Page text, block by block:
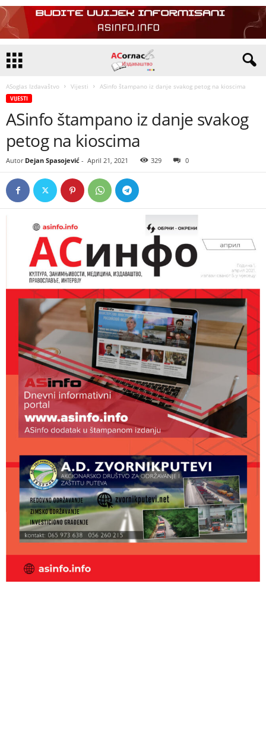
ASoglas Izdavaštvo Vijesti ASinfo štampano iz danje svakog petog na kioscima
VIJESTI
ASinfo štampano iz danje svakog
petog na kioscima
Autor Dejan Spasojević - April 21, 2021 329 0